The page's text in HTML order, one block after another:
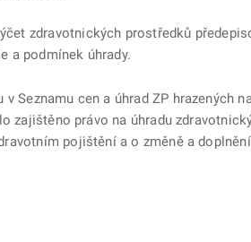
zdravotnických prostředků
a podmínek úhrady.
Seznamu cen a úhrad ZP hrazených
zajištěno právo na úhradu
pojištění a o změně a